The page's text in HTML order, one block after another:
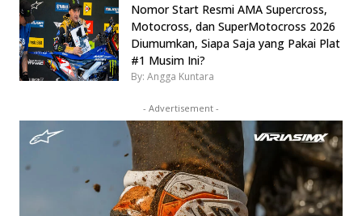
Nomor Start Resmi AMA Supercross,
Motocross, dan SuperMotocross 2026
Diumumkan, Siapa Saja yang Pakai Plat
#1 Musim Ini?
By: Angga Kuntara
- Advertisement -